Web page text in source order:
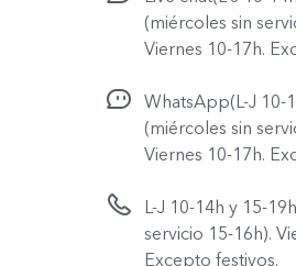
(miércoles sin
Viernes 10-17h.
WhatsApp(L-J 10-
(miércoles sin
Viernes 10-17h.
L-J 10-14h y 15-
servicio 15-16h).
Excepto festivos.